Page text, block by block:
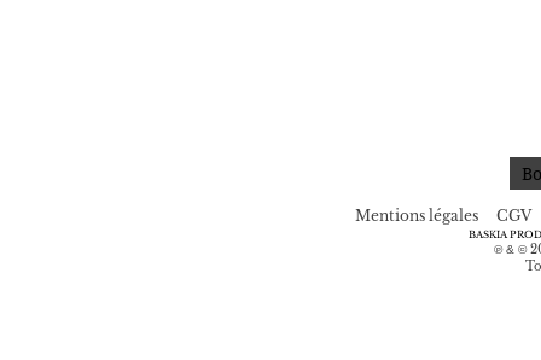
Mentions légales CGV
BASKIA
℗ & ©